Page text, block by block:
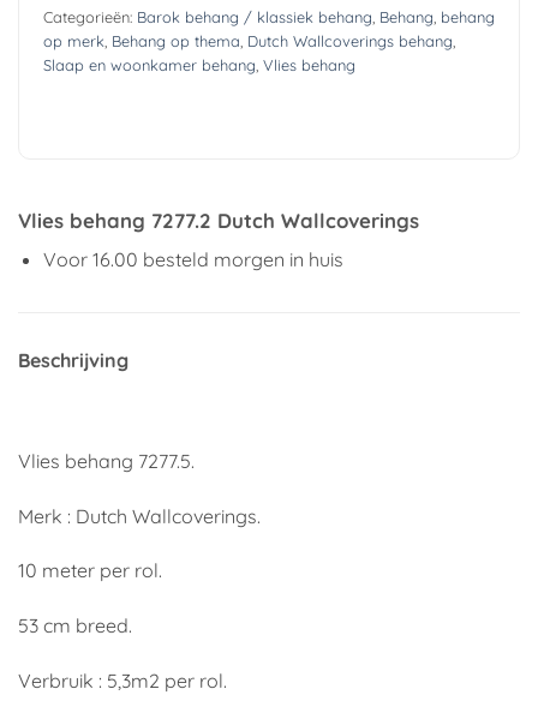
Categorieën: Barok behang / klassiek behang, Behang, behang
op merk, Behang op thema, Dutch Wallcoverings behang,
Slaap en woonkamer behang, Vlies behang
Vlies behang 7277.2 Dutch Wallcoverings
Voor 16.00 besteld morgen in huis
Beschrijving
Vlies behang 7277.5.
Merk : Dutch Wallcoverings.
10 meter per rol.
53 cm breed.
Verbruik : 5,3m2 per rol.